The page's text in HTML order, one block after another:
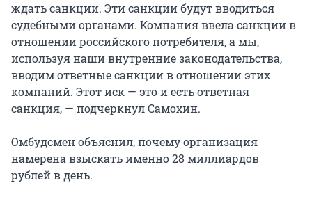
ждать санкции. Эти санкции будут вводиться
судебными органами. Компания ввела санкции в
отношении российского потребителя, а мы,
используя наши внутренние законодательства,
вводим ответные санкции в отношении этих
компаний. Этот иск — это и есть ответная
санкция, — подчеркнул Самохин.
Омбудсмен объяснил, почему организация
намерена взыскать именно 28 миллиардов
рублей в день.